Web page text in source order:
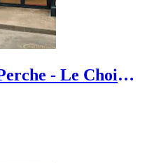
- Le Choix